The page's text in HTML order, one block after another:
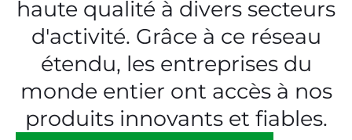
haute qualité à divers secteurs
d'activité. Grâce à ce réseau
étendu, les entreprises du
monde entier ont accès à nos
produits innovants et fiables.